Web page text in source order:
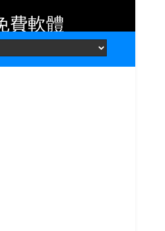
Contact
費軟體
iOS 好用的手機應用
免費軟體